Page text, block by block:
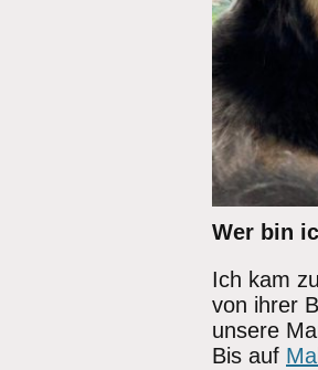
Wer bin
Ich kam
von ihrer
unsere
Bis auf